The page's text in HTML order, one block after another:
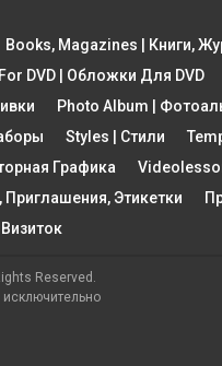
Books, Magazines | Книги,
DVD | Обложки Для DVD
Photo Album |
Styles | Стили
Графика
Приглашения, Этикетки
Reserved.